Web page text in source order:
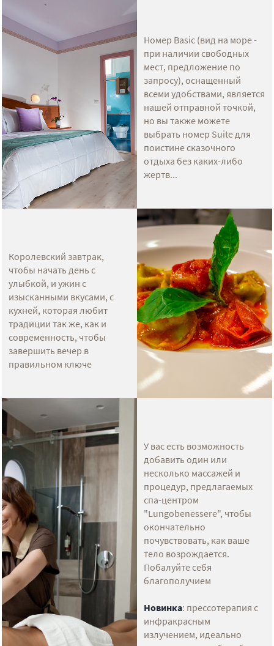
Номер Basic (вид на море -
при наличии свободных
мест, предложение по
запросу), оснащенный
всеми удобствами, является
нашей отправной точкой,
но вы также можете
выбрать номер Suite для
поистине сказочного
отдыха без каких-либо
жертв...
Королевский завтрак,
чтобы начать день с
улыбкой, и ужин с
изысканными вкусами, с
кухней, которая любит
традиции так же, как и
современность, чтобы
завершить вечер в
правильном ключе
У вас есть возможность
добавить один или
несколько массажей и
процедур, предлагаемых
спа-центром
"Lungobenessere", чтобы
окончательно
почувствовать, как ваше
тело возрождается.
Побалуйте себя
благополучием
Новинка: прессотерапия с
инфракрасным
излучением, идеально